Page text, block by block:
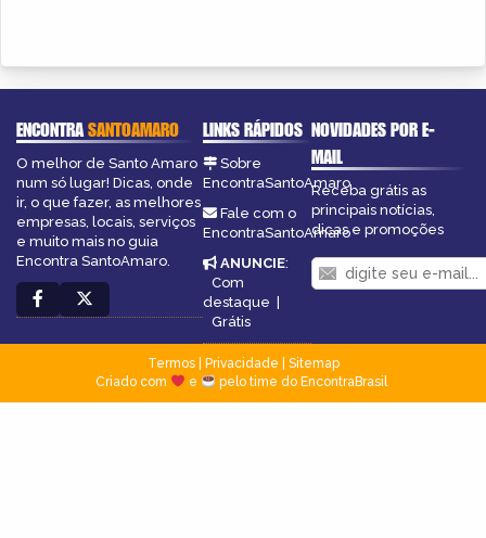
ENCONTRASANTOAMARO
O melhor de Santo Amaro
num só lugar! Dicas, onde
ir, o que fazer, as melhores
empresas, locais, serviços
e muito mais no guia
Encontra SantoAmaro.
LINKS RÁPIDOS
Sobre
EncontraSantoAmaro
Fale com o
EncontraSantoAmaro
ANUNCIE:
Com
destaque |
Grátis
NOVIDADES POR E-
MAIL
Receba grátis as
principais notícias,
dicas e promoções
Termos| Privacidade
Sitemap
Criado com
e pelo time do EncontraBrasil